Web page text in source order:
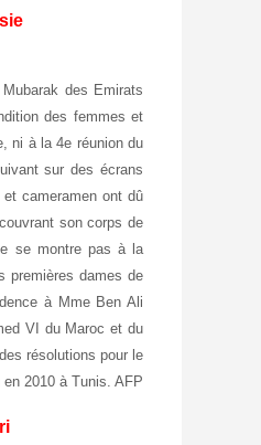
des Emirats
des femmes et
ni à la 4e réunion du
sur des écrans
cameramen ont dû
son corps de
se montre pas à la
premières dames de
à Mme Ben Ali
VI du Maroc et du
résolutions pour le
2010 à Tunis. AFP.